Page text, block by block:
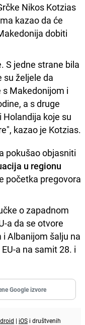
Nikos Kotzias
kazao da će
dobiti
S jedne strane bila
su željele da
Makedonijom i
a s druge
Holandija koje su
kazao je Kotzias.
pokušao objasniti
u regionu
početka pregovora
o zapadnom
a da se otvore
Albanijom šalju na
a na samit 28. i
Google izvore
| iOS i društvenih